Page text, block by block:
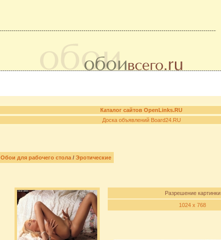
Каталог сайтов OpenLinks.RU
Доска объявлений Board24.RU
Обои для рабочего стола / Эротические
Разрешение картинки
1024 x 768